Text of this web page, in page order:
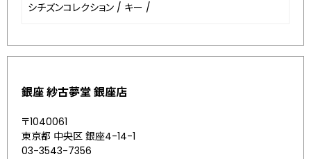
シチズンコレクション / キー /
銀座 紗古夢堂 銀座店
〒1040061
東京都 中央区 銀座4-14-1
03-3543-7356